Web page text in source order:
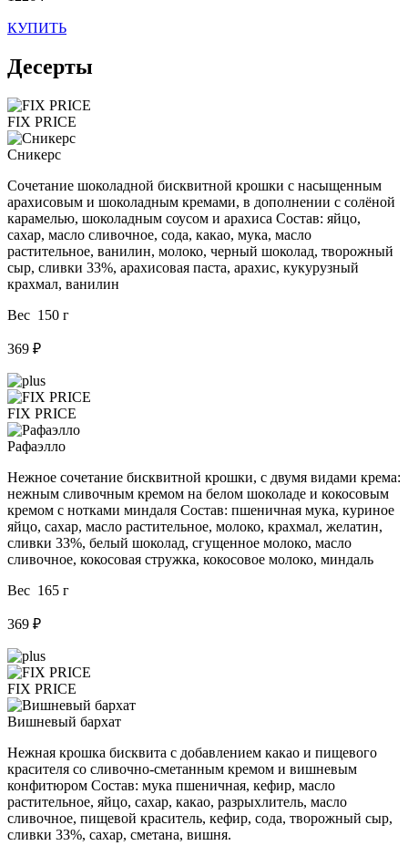
КУПИТЬ
Десерты
FIX PRICE
Сникерс
Сочетание шоколадной бисквитной крошки с насыщенным
арахисовым и шоколадным кремами, в дополнении с солёной
карамелью, шоколадным соусом и арахиса Состав: яйцо,
сахар, масло сливочное, сода, какао, мука, масло
растительное, ванилин, молоко, черный шоколад, творожный
сыр, сливки 33%, арахисовая паста, арахис, кукурузный
крахмал, ванилин
Вес 150 г
369 ₽
FIX PRICE
Рафаэлло
Нежное сочетание бисквитной крошки, с двумя видами крема:
нежным сливочным кремом на белом шоколаде и кокосовым
кремом с нотками миндаля Состав: пшеничная мука, куриное
яйцо, сахар, масло растительное, молоко, крахмал, желатин,
сливки 33%, белый шоколад, сгущенное молоко, масло
сливочное, кокосовая стружка, кокосовое молоко, миндаль
Вес 165 г
369 ₽
FIX PRICE
Вишневый бархат
Нежная крошка бисквита с добавлением какао и пищевого
красителя со сливочно-сметанным кремом и вишневым
конфитюром Состав: мука пшеничная, кефир, масло
растительное, яйцо, сахар, какао, разрыхлитель, масло
сливочное, пищевой краситель, кефир, сода, творожный сыр,
сливки 33%, сахар, сметана, вишня.